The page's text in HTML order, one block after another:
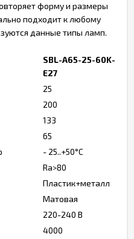
форму и размеры
подходит к любому
данные типы ламп.
SBL-A65-25-60K-
E27
25
200
133
65
- 25..+50°C
Ra>80
Пластик+металл
Матовая
220-240 В
4000